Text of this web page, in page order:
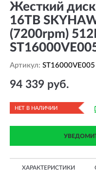
Жесткий диск
16TB
(7200rpm)
Артикул: ST16000VE005
94 339 руб.
НЕТ В НАЛИЧИИ
ХАРАКТЕРИСТИКИ